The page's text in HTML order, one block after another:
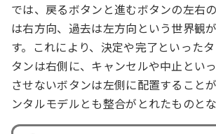
では、戻るボタンと進むボタンの左右
は右方向、過去は左方向という世界観
す。これにより、決定や完了といった
タンは右側に、キャンセルや中止とい
させないボタンは左側に配置すること
ンタルモデルとも整合がとれたものとな